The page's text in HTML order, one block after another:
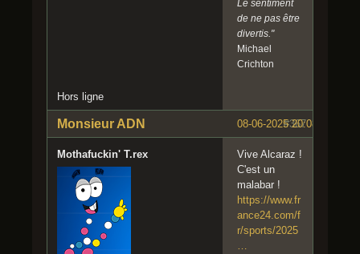
Le sentiment
de ne pas être
divertis."
Michael
Crichton
Hors ligne
#367
08-06-2025 20:08:48
Monsieur ADN
Mothafuckin' T.rex
Vive Alcaraz !
C'est un
malabar !
https://www.fr
ance24.com/f
r/sports/2025
…